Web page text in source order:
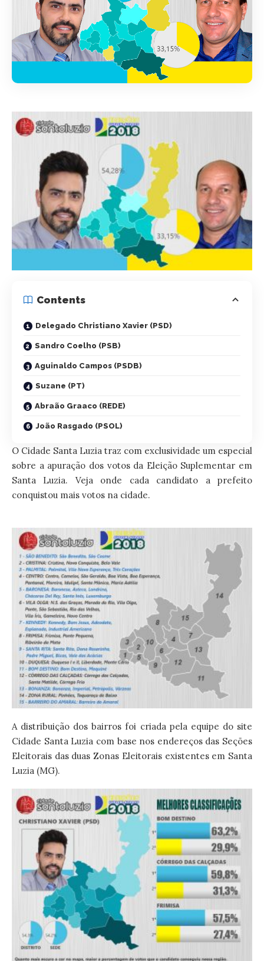
Contents
Delegado Christiano Xavier (PSD)
Sandro Coelho (PSB)
Aguinaldo Campos (PSDB)
Suzane (PT)
Abraão Graaco (REDE)
João Rasgado (PSOL)
O Cidade Santa Luzia traz com exclusividade um especial
sobre a apuração dos votos da Eleição Suplementar em
Santa Luzia. Veja onde cada candidato a prefeito
conquistou mais votos na cidade.
A distribuição dos bairros foi criada pela equipe do site
Cidade Santa Luzia com base nos endereços das Seções
Eleitorais das duas Zonas Eleitorais existentes em Santa
Luzia (MG).